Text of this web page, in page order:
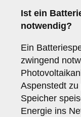
Ist ein
notwendig?
Ein
zwingend
Aspenstedt
Speicher
Energie ins